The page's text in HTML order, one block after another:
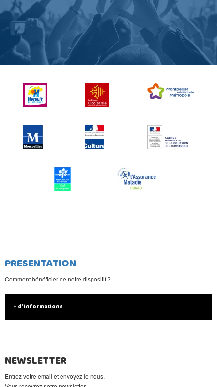
PRESENTATION
Comment bénéficier de notre dispositif ?
+ d'informations
NEWSLETTER
Entrez votre email et envoyez le nous.